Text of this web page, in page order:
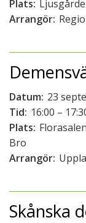
Plats:
Arrangör:
Datum: 23
Tid: 16:00 –
Plats:
Bro
Arrangör:
Skånska